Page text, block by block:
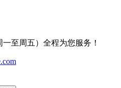
一至周五）全程为您服务！